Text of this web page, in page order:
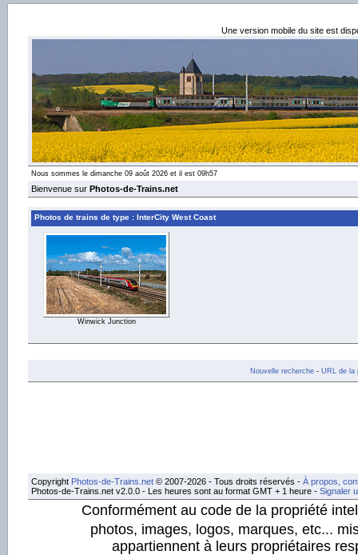
Une version mobile du site est
Nous sommes le dimanche 09 août 2026 et il est 09h57
Bienvenue sur Photos-de-Trains.net
Photos de trains de type : InterCity West Coast
Winwick Junction
Nouvelle recherche- URL de la
Copyright Photos-de-Trains.net © 2007-2026 - Tous droits réservés - À propos,
Photos-de-Trains.net v2.0.0 - Les heures sont au format GMT + 1 heure - Signaler
Conformément au code de la propriété
photos, images, logos, marques, etc...
appartiennent à leurs propriétaires